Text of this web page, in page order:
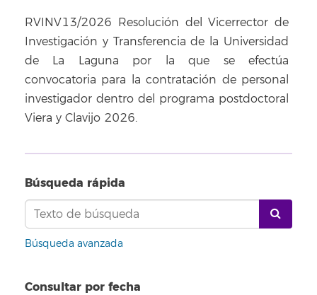
RVINV13/2026 Resolución del Vicerrector de
Investigación y Transferencia de la Universidad
de La Laguna por la que se efectúa
convocatoria para la contratación de personal
investigador dentro del programa postdoctoral
Viera y Clavijo 2026.
Búsqueda rápida
Búsqueda avanzada
Consultar por fecha